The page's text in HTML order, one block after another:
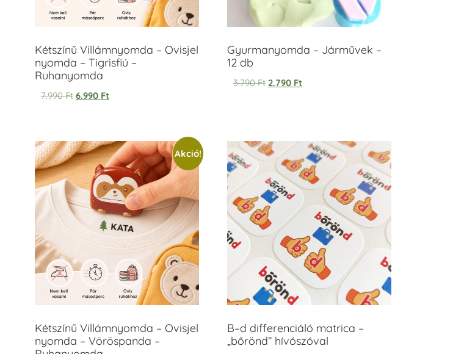
Kétszínű Villámnyomda – Ovisjel
nyomda – Tigrisfiú –
Ruhanyomda
7.990Ft 6.990 Ft
Gyurmanyomda – Járművek –
12 db
3.790Ft 2.790 Ft
Akció!
Kétszínű Villámnyomda – Ovisjel
nyomda – Vöröspanda –
B–d differenciáló matrica –
„bőrönd” hívószóval